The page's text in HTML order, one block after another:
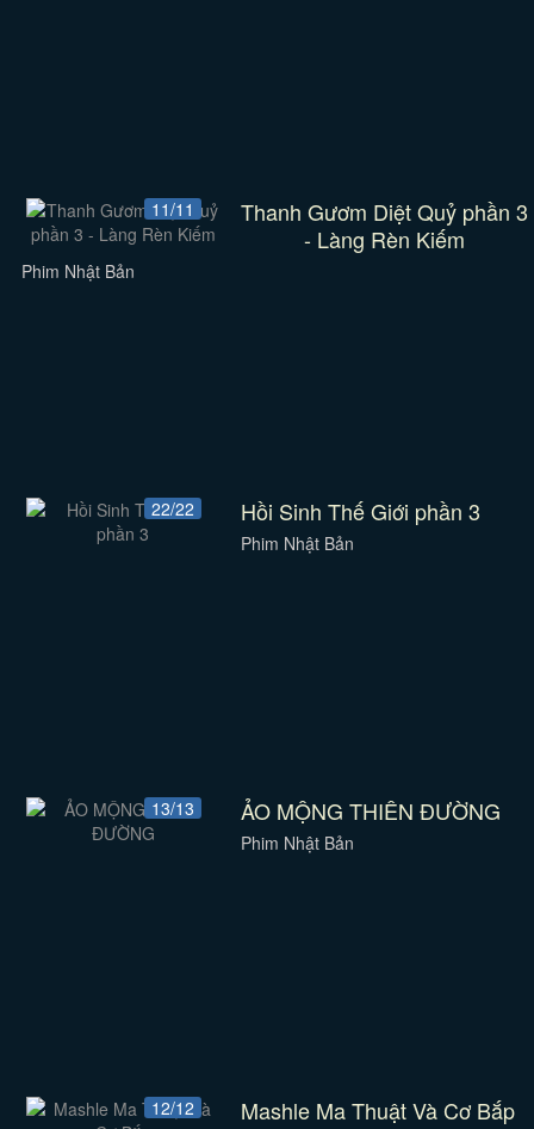
11/11
Thanh Gươm Diệt Quỷ phần 3
- Làng Rèn Kiếm
Phim Nhật Bản
22/22 Hồi Sinh Thế Giới phần 3
Phim Nhật Bản
13/13 ẢO MỘNG THIÊN ĐƯỜNG
Phim Nhật Bản
12/12 Mashle Ma Thuật Và Cơ Bắp